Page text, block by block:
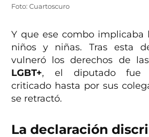
Foto: Cuartoscuro
Y que ese combo implicaba
niños y niñas. Tras esta
vulneró los derechos de
LGBT+, el diputado fue
criticado hasta por sus
se retractó.
La declaración